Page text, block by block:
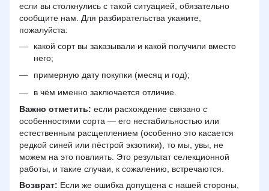
если вы столкнулись с такой ситуацией, обязательно
сообщите нам. Для разбирательства укажите,
пожалуйста:
какой сорт вы заказывали и какой получили вместо
него;
примерную дату покупки (месяц и год);
в чём именно заключается отличие.
Важно отметить: если расхождение связано с
особенностями сорта — его нестабильностью или
естественным расщеплением (особенно это касается
редкой синей или пёстрой экзотики), то мы, увы, не
можем на это повлиять. Это результат селекционной
работы, и такие случаи, к сожалению, встречаются.
Возврат: Если же ошибка допущена с нашей стороны,